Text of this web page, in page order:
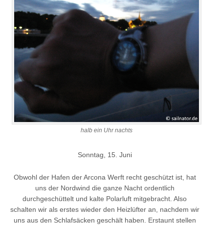
halb ein Uhr nachts
Sonntag, 15. Juni
Obwohl der Hafen der Arcona Werft recht geschützt ist, hat
uns der Nordwind die ganze Nacht ordentlich
durchgeschüttelt und kalte Polarluft mitgebracht. Also
schalten wir als erstes wieder den Heizlüfter an, nachdem wir
uns aus den Schlafsäcken geschält haben. Erstaunt stellen